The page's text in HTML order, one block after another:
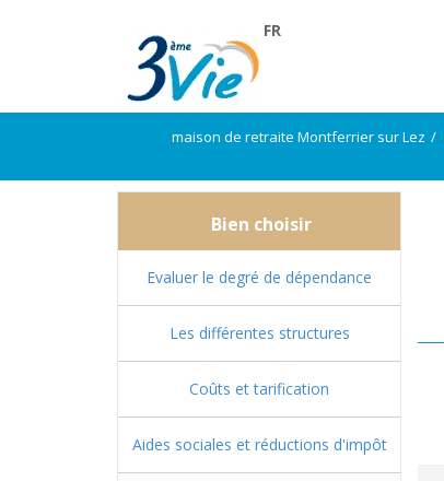
FR
maison de retraite Montferrier sur Lez
Bien choisir
Evaluer le degré de dépendance
Les différentes structures
Coûts et tarification
Aides sociales et réductions d'impôt